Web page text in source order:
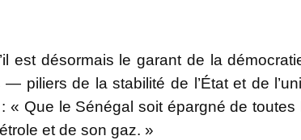
est désormais le garant de la
piliers de la stabilité de l’État et de
Que le Sénégal soit épargné de toutes
et de son gaz. »